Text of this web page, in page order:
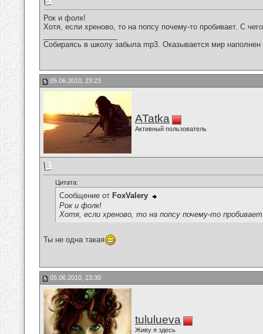
Рок и фолк!
Хотя, если хреново, то на попсу почему-то пробивает. С
Собираясь в школу забыла mp3. Оказывается мир наполнен
05.06.2010, 23:23
ATatka
Активный пользователь
Цитата:
Сообщение от FoxValery
Рок и фолк!
Хотя, если хреново, то на попсу почему-то
Ты не одна такая
05.06.2010, 23:30
tululueva
Живу я здесь